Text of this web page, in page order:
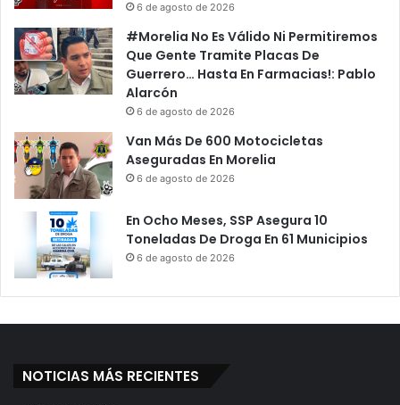
6 de agosto de 2026
#Morelia No Es Válido Ni Permitiremos
Que Gente Tramite Placas De
Guerrero… Hasta En Farmacias!: Pablo
Alarcón
6 de agosto de 2026
Van Más De 600 Motocicletas
Aseguradas En Morelia
6 de agosto de 2026
En Ocho Meses, SSP Asegura 10
Toneladas De Droga En 61 Municipios
6 de agosto de 2026
NOTICIAS MÁS RECIENTES